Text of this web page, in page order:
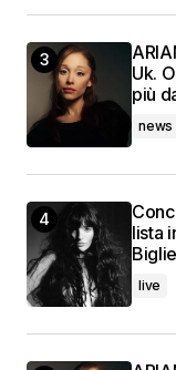
Uk.
più
news
lista
live